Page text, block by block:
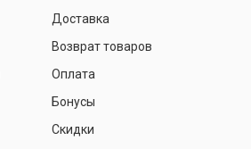
Доставка
Возврат товаров
Оплата
Бонусы
Скидки